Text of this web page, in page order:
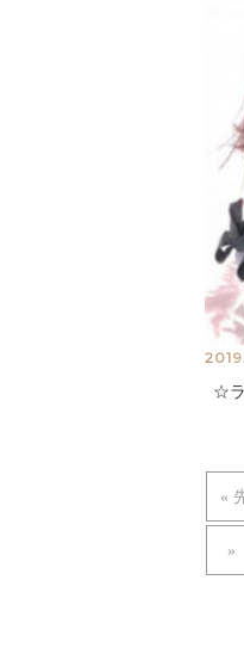
☆
«
»